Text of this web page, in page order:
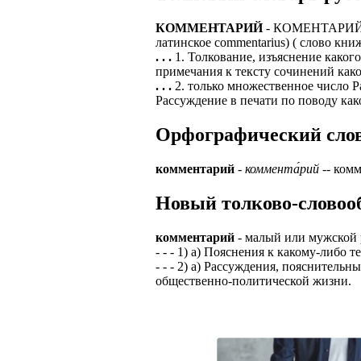
ПРОЦЕСС
приглашение от
работодателем
Лицензия по
ВОЗМОЖНО
Также смотрите
А также
упаковщик,
# работа за
# работа за
#
#
ЗАДАЧИ
Доставлять
Подписывать
картами банка.
установке
Пожалуйста,
региональный
В таких
Открытие,
А также в
В
КОММЕНТАРИЙ- КОМЕНТАРИЙ
латинское commentarius) ( слово
. . . 1. Толкование, изъяснение
примечания к тексту сочинений
. . . 2. только множественное число
Рассуждение в печати по поводу
Орфографический
комментарий - коммента́рий --
Новый толково-
комментарий - малый или мужской
- - - 1) а) Пояснения к какому-либо
- - - 2) а) Рассуждения,
общественно-политической жизни.